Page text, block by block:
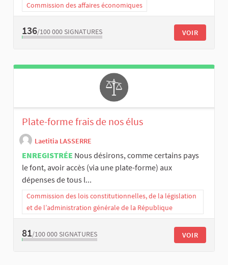
Commission des affaires économiques
136/100 000 SIGNATURES VOIR
Plate-forme frais de nos élus
Laetitia LASSERRE
ENREGISTRÉE Nous désirons, comme certains pays
le font, avoir accès (via une plate-forme) aux
dépenses de tous l...
Commission des lois constitutionnelles, de la législation
et de l’administration générale de la République
81/100 000 SIGNATURES VOIR